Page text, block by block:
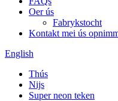
Oer ús
Fabrykstocht
Kontakt mei ús
English
Thús
Nijs
Super neon teken